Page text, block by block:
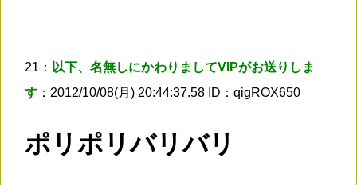
21： 以下、名無しにかわりましてVIPがお送りしま
す ：2012/10/08(月) 20:44:37.58 ID：qigROX650
ポリポリバリバリ